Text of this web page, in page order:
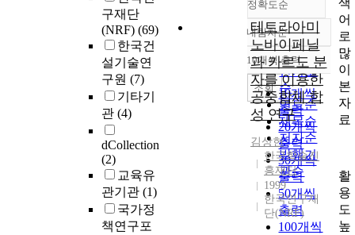
구재단
(NRF) (69)
한국건
설기술연
구원 (7)
기타기
관 (4)
dCollection
(2)
교육유
관기관 (1)
국가정
책연구포
정확도순
정확도
순
인기도
순
연도순
제목순
저자순
발행기
관순
내림차순
내림차순
10개씩 출력
10개씩
출력
20개씩
출력
30개씩
출력
50개씩
출력
100개씩
조회
테트라아미
노바이페닐
과 카르도 분
자를 이용한
공중합체 합
성 연구
김상헌
한국학술진
흥재단
1999
한국연구재
단(NRF)
색
어
로
많
이
본
자
료
활
용
도
높